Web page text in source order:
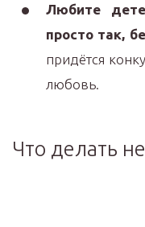
Любите
просто так,
придётся
любовь.
Что делать